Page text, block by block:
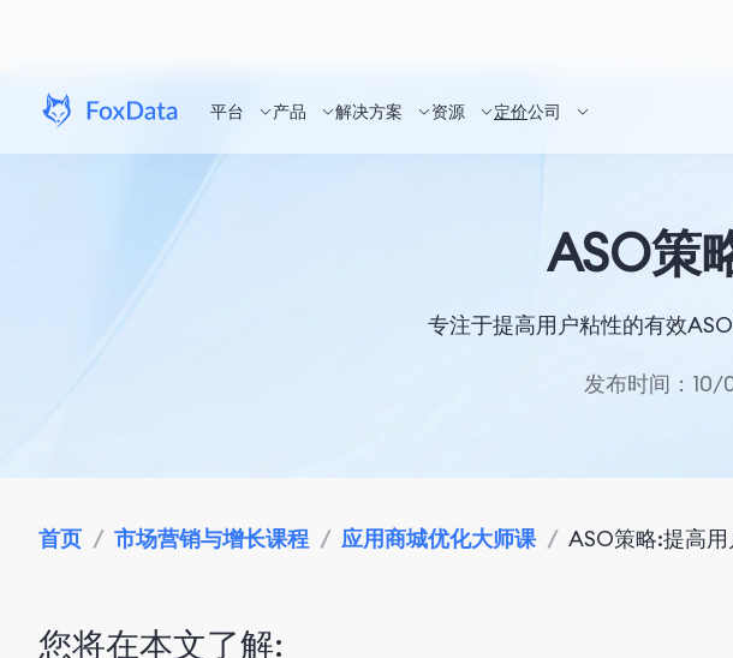
平台 产品 解决方案 资源 定价公司
ASO策
专注于提高用户粘性的有效
发布时间：10/
首页 / 市场营销与增长课程 / 应用商城优化大师课 / ASO策略:提高
您将在本文了解: